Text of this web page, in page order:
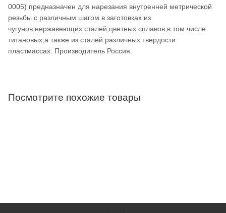
0005) предназначен для нарезания внутренней метрической
резьбы с различным шагом в заготовках из
чугунов,нержавеющих сталей,цветных сплавов,в том числе
титановых,а также из сталей различных твердости
пластмассах. Производитель Россия.
Посмотрите похожие товары